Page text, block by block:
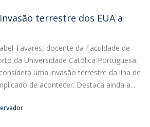
terrestre dos EUA a
Tavares, docente da Faculdade de
da Universidade Católica Portuguesa.
uma invasão terrestre da ilha de
de acontecer. Destaca ainda a...